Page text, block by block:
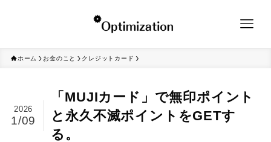
ホーム お金のこと クレジットカード
「MUJIカード」で無印ポイント
と永久不滅ポイントをGETす
る。
2026
1/09